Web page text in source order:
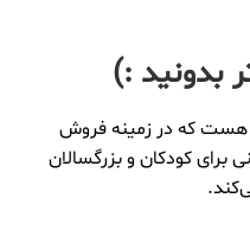
بدونید :)
هست که در زمینه فروش
کودکان و بزرگسالان